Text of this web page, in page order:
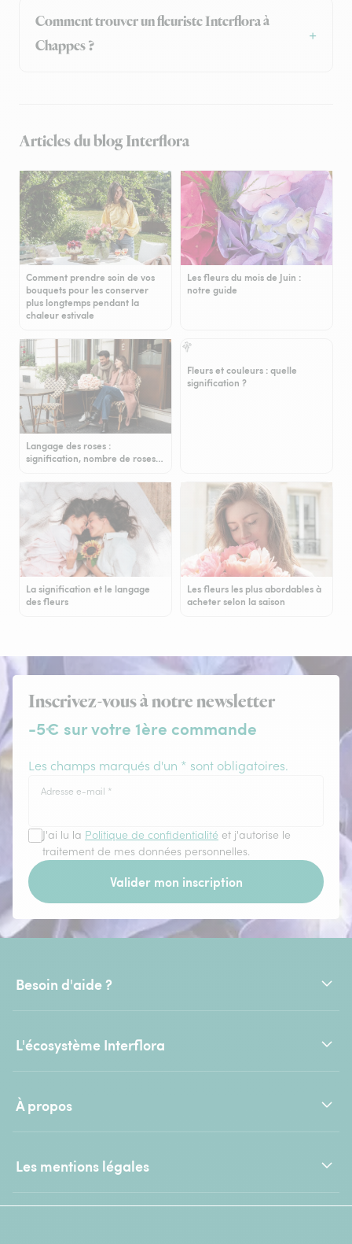
Comment trouver un fleuriste Interflora à
Chappes ?
Articles du blog Interflora
Comment prendre soin de vos
bouquets pour les conserver
plus longtemps pendant la
chaleur estivale
Les fleurs du mois de Juin :
notre guide
Langage des roses :
signification, nombre de roses…
Fleurs et couleurs : quelle
signification ?
La signification et le langage
des fleurs
Les fleurs les plus abordables à
acheter selon la saison
Inscrivez-vous à notre newsletter
-5€ sur votre 1ère commande
Les champs marqués d'un * sont obligatoires.
Adresse e-mail *
J'ai lu la Politique de confidentialité et j'autorise le
traitement de mes données personnelles.
Valider mon inscription
Besoin d'aide ?
L'écosystème Interflora
À propos
Les mentions légales